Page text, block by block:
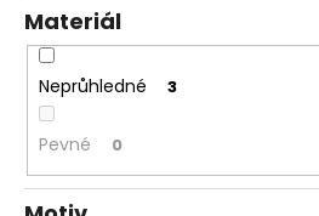
Materiál
Neprůhledné 3
Pevné 0